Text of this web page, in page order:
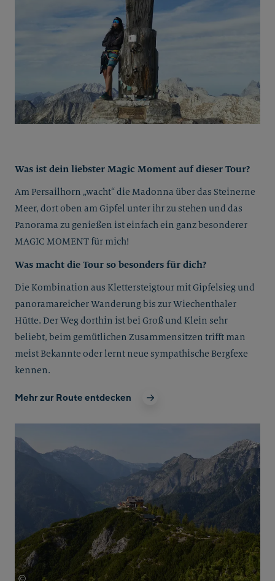
Was ist dein liebster Magic Moment auf dieser Tour?
Am Persailhorn „wacht“ die Madonna über das Steinerne
Meer, dort oben am Gipfel unter ihr zu stehen und das
Panorama zu genießen ist einfach ein ganz besonderer
MAGIC MOMENT für mich!
Was macht die Tour so besonders für dich?
Die Kombination aus Klettersteigtour mit Gipfelsieg und
panoramareicher Wanderung bis zur Wiechenthaler
Hütte. Der Weg dorthin ist bei Groß und Klein sehr
beliebt, beim gemütlichen Zusammensitzen trifft man
meist Bekannte oder lernt neue sympathische Bergfexe
kennen.
Mehr zur Route entdecken
Caro Egger